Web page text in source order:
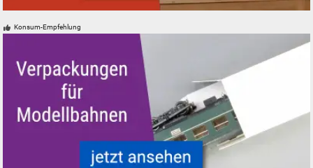
Konsum-Empfehlung